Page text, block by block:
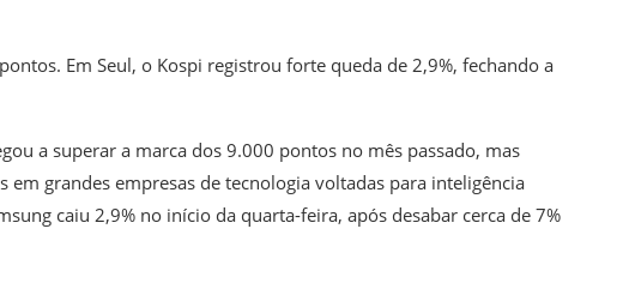
Em Seul, o Kospi registrou forte queda de 2,9%, fechando a
a superar a marca dos 9.000 pontos no mês passado, mas
grandes empresas de tecnologia voltadas para inteligência
caiu 2,9% no início da quarta-feira, após desabar cerca de 7%